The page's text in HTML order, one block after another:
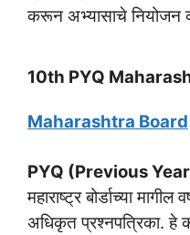
करून अभ्यासाचे नियोजन
10th PYQ
Maharashtra Board
PYQ (Previous
महाराष्ट्र बोर्डाच्या
अधिकृत प्रश्नपत्रिका.